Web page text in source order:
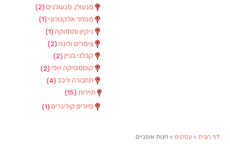
מנעולן, מנעולנים (2)
מסחר אלקטרוני (1)
ניקיון ותחזוקה (1)
צימרים ולינה (2)
קבלני בניין (2)
קוסמטיקה ויופי (2)
תחבורה ורכב (4)
תיירות (15)
סיורים קולינרים (1)
דף הבית > עסקים > חנות אופניים